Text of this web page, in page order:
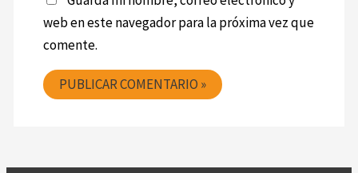
web en este navegador para la próxima vez que
comente.